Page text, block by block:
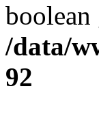
/data/
92